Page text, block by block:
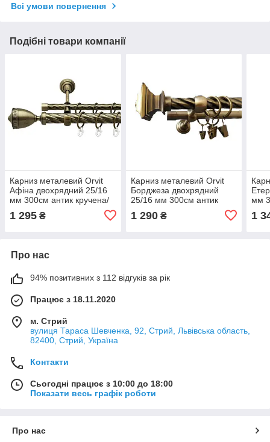
Всі умови повернення
Подібні товари компанії
Карниз металевий Orvit
Афіна двохрядний 25/16
мм 300см антик кручена/
1 295 ₴
Карниз металевий Orvit
Борджеза двохрядний
25/16 мм 300см антик
1 290₴
мм
1
Про нас
94% позитивних з 112 відгуків за рік
Працює з 18.11.2020
м. Стрий
вулиця Тараса Шевченка, 92, Стрий, Львівська область,
82400, Стрий, Україна
Контакти
Сьогодні працює з 10:00 до 18:00
Показати весь графік роботи
Про нас